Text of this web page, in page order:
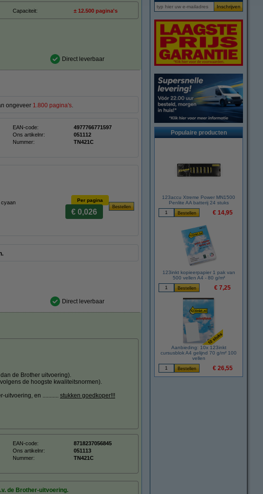
Capaciteit: ± 12.500 pagina's
Direct leverbaar
ongeveer 1.800 pagina's.
EAN-code:
4977766771597
Ons artikelnr:
051112
Nummer:
TN421C
cyaan
Per pagina
€ 0,026
Direct leverbaar
de Brother uitvoering).
de hoogste kwaliteitsnormen).
uitvoering, en ........... stukken goedkoper!!!
EAN-code:
8718237056845
Ons artikelnr:
051113
Nummer:
TN421C
de Brother-uitvoering.
Populaire producten
123accu Xtreme Power MN1500
Penlite AA batterij 24 stuks
€ 14,95
123inkt kopieerpapier 1 pak van
500 vellen A4 - 80 g/m²
€ 7,25
Aanbieding: 10x 123inkt
cursusblok A4 gelijnd 70 g/m² 100
vellen
€ 26,55